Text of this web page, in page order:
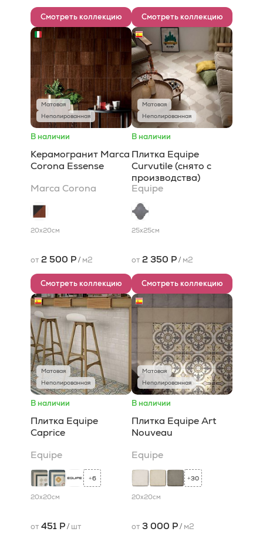
Смотреть коллекцию Смотреть коллекцию
Матовая
Неполированная
В наличии
Керамогранит Marca
Corona Essense
Marca Corona
20x20см
от 2 500 Р/ м2
Смотреть коллекцию
Матовая
Неполированная
В наличии
Плитка Equipe
Curvutile (снято с
производства)
Equipe
25x25см
от 2 350 Р/ м2
Смотреть коллекцию
Матовая
Неполированная
В наличии
Плитка Equipe
Caprice
Equipe
+6
20x20см
от 451 Р/ шт
Матовая
Неполированная
В наличии
Плитка Equipe Art
Nouveau
Equipe
+30
20x20см
от 3 000 Р/ м2